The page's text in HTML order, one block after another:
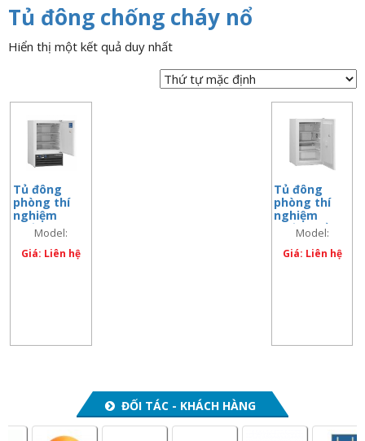
e
v
i
Tủ đông chống cháy nổ
Hiển thị một kết quả duy nhất
Tủ đông
phòng thí
nghiệm
chống cháy
Model:
FROSTER-
Giá: Liên hệ
Tủ đông
phòng thí
nghiệm
chống nổ -15
÷ – 22 độ C,
70 lít
Model:
FROSTER-
Giá: Liên hệ
ĐỐI TÁC - KHÁCH HÀNG